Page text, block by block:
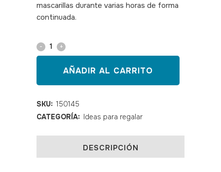
mascarillas durante varias horas de forma
continuada.
Salvaorejas
silicona
para
mascarillas
quantity
AÑADIR AL CARRITO
SKU: 150145
CATEGORÍA: Ideas para regalar
DESCRIPCIÓN